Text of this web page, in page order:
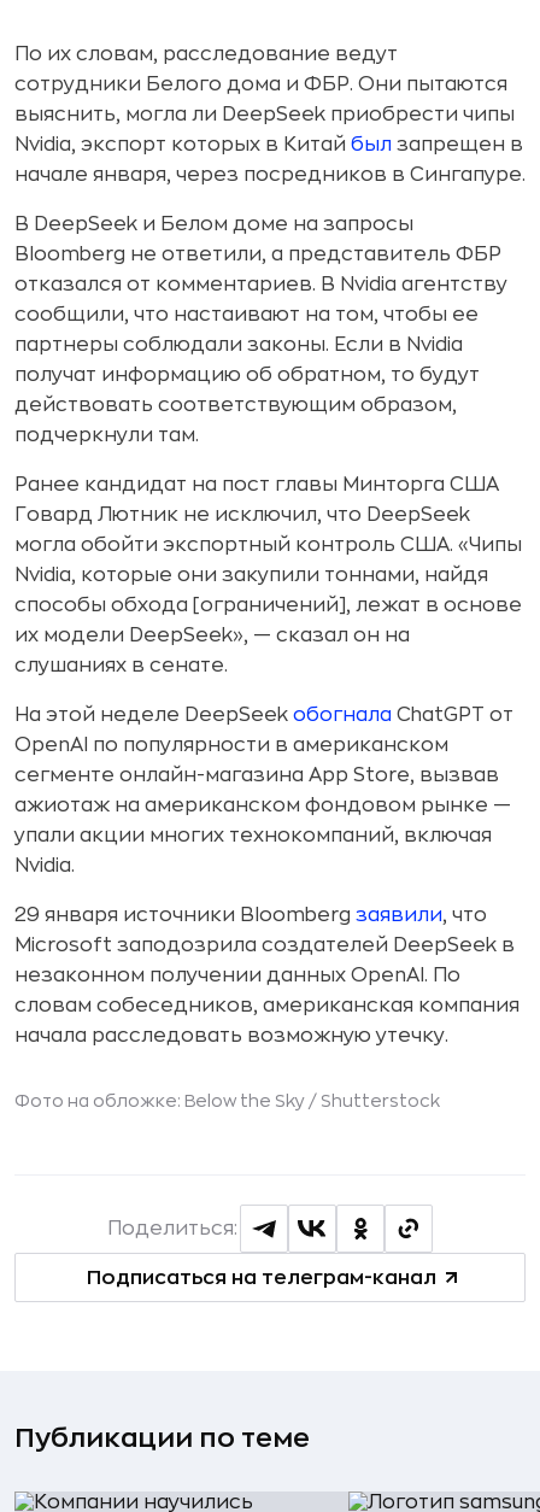
По их словам, расследование ведут
сотрудники Белого дома и ФБР. Они пытаются
выяснить, могла ли DeepSeek приобрести чипы
Nvidia, экспорт которых в Китай был запрещен в
начале января, через посредников в Сингапуре.
В DeepSeek и Белом доме на запросы
Bloomberg не ответили, а представитель ФБР
отказался от комментариев. В Nvidia агентству
сообщили, что настаивают на том, чтобы ее
партнеры соблюдали законы. Если в Nvidia
получат информацию об обратном, то будут
действовать соответствующим образом,
подчеркнули там.
Ранее кандидат на пост главы Минторга США
Говард Лютник не исключил, что DeepSeek
могла обойти экспортный контроль США. «Чипы
Nvidia, которые они закупили тоннами, найдя
способы обхода [ограничений], лежат в основе
их модели DeepSeek», — сказал он на
слушаниях в сенате.
На этой неделе DeepSeek обогнала ChatGPT от
OpenAI по популярности в американском
сегменте онлайн-магазина App Store, вызвав
ажиотаж на американском фондовом рынке —
упали акции многих технокомпаний, включая
Nvidia.
29 января источники Bloomberg заявили, что
Microsoft заподозрила создателей DeepSeek в
незаконном получении данных OpenAI. По
словам собеседников, американская компания
начала расследовать возможную утечку.
Фото на обложке: Below the Sky / Shutterstock
Подписаться на телеграм-канал
Поделиться:
Публикации по теме